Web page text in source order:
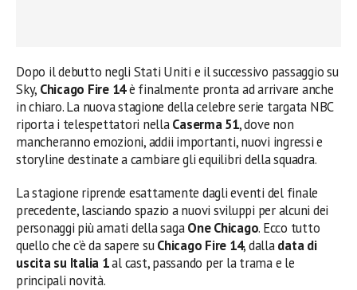
Dopo il debutto negli Stati Uniti e il successivo passaggio su
Sky, Chicago Fire 14è finalmente pronta ad arrivare anche
in chiaro. La nuova stagione della celebre serie targata NBC
riporta i telespettatori nellaCaserma 51, dove non
mancheranno emozioni, addii importanti, nuovi ingressi e
storyline destinate a cambiare gli equilibri della squadra.
La stagione riprende esattamente dagli eventi del finale
precedente, lasciando spazio a nuovi sviluppi per alcuni dei
personaggi più amati della sagaOne Chicago. Ecco tutto
quello che c’è da sapere suChicago Fire 14, dalladata di
uscita su Italia 1al cast, passando per la trama e le
principali novità.